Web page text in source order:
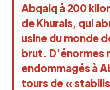
Abqaiq à 200
de Khurais, qui
usine du monde
brut. D’énormes
endommagés à
tours de «